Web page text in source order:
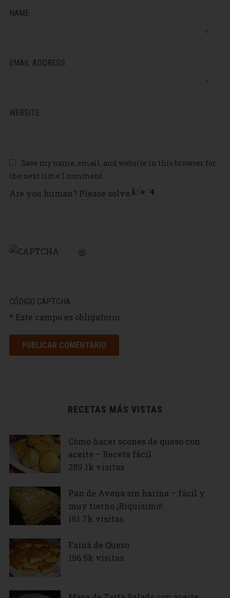
NAME
EMAIL ADDRESS
WEBSITE
Save my name, email, and website in this browser for
the next time I comment.
Are you human? Please solve:
CÓDIGO CAPTCHA
* Este campo es obligatorio
RECETAS MÁS VISTAS
Cómo hacer scones de queso con
aceite – Receta fácil
289.1k visitas
Pan de Avena sin harina – fácil y
muy tierno ¡Riquísimo!
161.7k visitas
Fainá de Queso
156.5k visitas